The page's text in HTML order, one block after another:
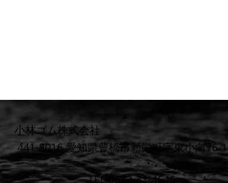
小林ゴム株式会社
441-8016 愛知県豊橋市新栄町字東小向76-1
TEL:0532-31-4646